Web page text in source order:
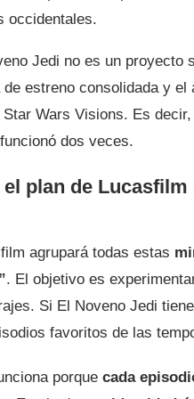
occidentales.
Jedi no es un proyecto
de estreno consolidada y el
Wars Visions. Es
dos veces.
plan de
agrupará todas estas
. El objetivo es
Si El Noveno Jedi
favoritos de las
porque cada